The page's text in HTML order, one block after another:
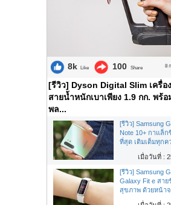
8k Like 100 Share 8
[รีวิว] Dyson Digital Slim เครื่อ
สายน้ำหนักเบาเพียง 1.9 กก. พร้
พล...
[รีวิว] Samsung
Note 10+ กาแล็
ที่สุด เติมเต็มทุกคว
เมื่อวันที่ :
[รีวิว] Samsung
Galaxy Fit e สา
สุขภาพ ด้วยหน้าจ